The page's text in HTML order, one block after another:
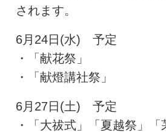
されます。
6月24日(水) 予定
・「献花祭」
・「献燈講社祭」
6月27日(土) 予定
・「大祓式」「夏越祭」「